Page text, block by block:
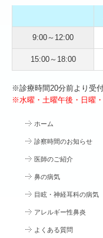
9:00～12:00
15:00～18:00
※診療時間20分前より受
※水曜・土曜午後・日曜
ホーム
診察時間のお知らせ
医師のご紹介
鼻の病気
目眩・神経耳科の病気
アレルギー性鼻炎
よくある質問